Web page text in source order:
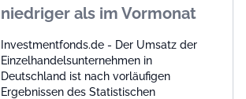
niedriger als im Vormonat
Investmentfonds.de - Der Umsatz der
Einzelhandelsunternehmen in
Deutschland ist nach vorläufigen
Ergebnissen des Statistischen